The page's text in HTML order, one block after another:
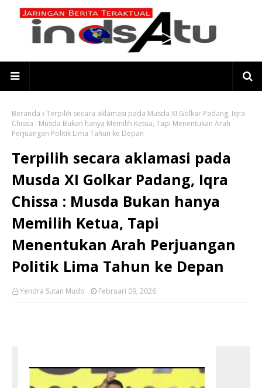
Beranda
Terpilih secara aklamasi pada Musda XI Golkar Padang, Iqra
Chissa : Musda Bukan hanya Memilih Ketua, Tapi Menentukan Arah
Perjuangan Politik Lima Tahun ke Depan
Terpilih secara aklamasi pada
Musda XI Golkar Padang, Iqra
Chissa : Musda Bukan hanya
Memilih Ketua, Tapi
Menentukan Arah Perjuangan
Politik Lima Tahun ke Depan
Yendra Sutan Mudo Februari 09, 2026